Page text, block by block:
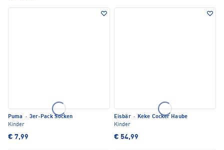
Puma · 3er-Pack Socken
Kinder
€ 7,99
Eisbär · Keke Cocker Haube
Kinder
€ 54,99